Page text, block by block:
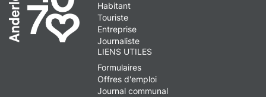
Habitant
Touriste
Entreprise
Journaliste
LIENS UTILES
Formulaires
Offres d'emploi
Journal communal